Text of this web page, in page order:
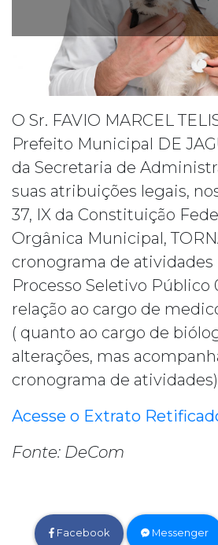
O Sr. FAVIO MARCEL
Prefeito Municipal DE
da Secretaria de
suas atribuições legais,
37, IX da Constituição
Orgânica Municipal,
cronograma de atividades
Processo Seletivo Público
relação ao cargo de
( quanto ao cargo de
alterações, mas
cronograma de
Acesse o Extrato
Fonte: DeCom
Facebook Messenger